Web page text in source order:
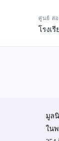
ศูนย์ ส
โรงเ
มูล
ใน